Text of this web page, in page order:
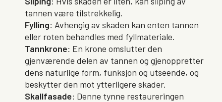
tannen være tilstrekkelig.
Fylling: Avhengig av skaden kan enten tannen
eller roten behandles med fyllmateriale.
Tannkrone: En krone omslutter den
gjenværende delen av tannen og gjenoppretter
dens naturlige form, funksjon og utseende, og
beskytter den mot ytterligere skader.
Skallfasade: Denne tynne restaureringen